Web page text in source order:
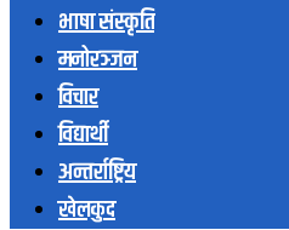
भाषा संस्कृति
मनोरञ्जन
विचार
विद्यार्थी
अन्तर्राष्ट्रिय
खेलकुद